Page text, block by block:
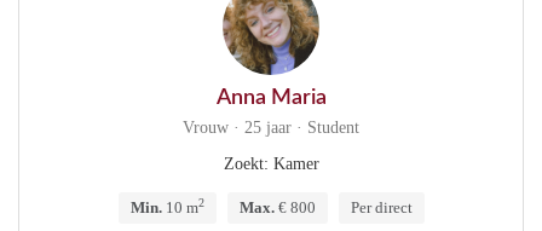
Anna Maria
Vrouw · 25 jaar · Student
Zoekt: Kamer
Min.10 m2 Max.€ 800 Per direct